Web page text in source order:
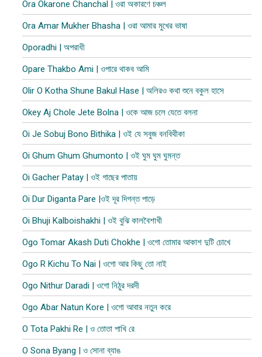
Ora Okarone Chanchal | ওরা অকারণে চঞ্চল
Ora Amar Mukher Bhasha | ওরা আমার মুখের ভাষা
Oporadhi | অপরাধী
Opare Thakbo Ami | ওপারে থাকব আমি
Olir O Kotha Shune Bakul Hase | অলিরও কথা শুনে বকুল হাসে
Okey Aj Chole Jete Bolna | ওকে আজ চলে যেতে বলনা
Oi Je Sobuj Bono Bithika | ওই যে সবুজ বনবিথীকা
Oi Ghum Ghum Ghumonto | ওই ঘুম ঘুম ঘুমন্ত
Oi Gacher Patay | ওই গাছের পাতায়
Oi Dur Diganta Pare |ওই দূর দিগন্ত পাড়ে
Oi Bhuji Kalboishakhi | ওই বুঝি কালবৈশাখী
Ogo Tomar Akash Duti Chokhe | ওগো তোমার আকাশ দুটি চোখে
Ogo R Kichu To Nai | ওগো আর কিছু তো নাই
Ogo Nithur Daradi | ওগো নিঠুর দরদী
Ogo Abar Natun Kore | ওগো আবার নতুন করে
O Tota Pakhi Re | ও তোতা পাখি রে
O Sona Byang | ও সোনা ব্যাঙ